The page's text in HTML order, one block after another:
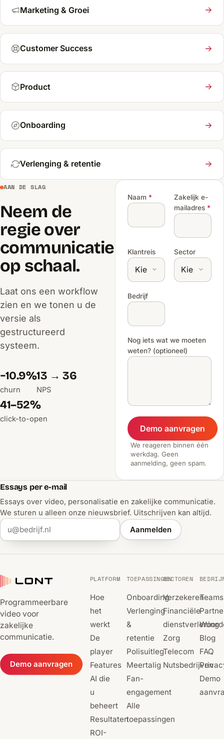
Marketing & Groei
Customer Success
Product
Onboarding
Verlenging & retentie
AAN DE SLAG
Neem de
regie over
communicatie
op schaal.
Laat ons een workflow
zien en we tonen u de
versie als
gestructureerd
systeem.
−10.9%
churn
13 → 36
NPS
41–52%
click-to-open
Naam *
Zakelijk e-
mailadres*
Klantreis Sector
Bedrijf
Nog iets wat we moeten
weten? (optioneel)
Demo aanvragen
We reageren binnen één
werkdag. Geen
aanmelding, geen spam.
Essays per e-mail
Essays over video, personalisatie en zakelijke communicatie.
We sturen u alleen onze nieuwsbrief. Uitschrijven kan altijd.
Aanmelden
Programmeerbare
video voor
zakelijke
communicatie.
Demo aanvragen
PLATFORM
Hoe
het
werkt
De
player
Features
AI die
u
beheert
Resultaten
ROI-
TOEPASSINGEN
Onboarding
Verlenging
&
retentie
Polisuitleg
Meertalig
Fan-
engagement
Alle
toepassingen
SECTOREN
Verzekeren
Financiële
dienstverlening
Zorg
Telecom
Nutsbedrijven
Teams
Blog
FAQ
Demo